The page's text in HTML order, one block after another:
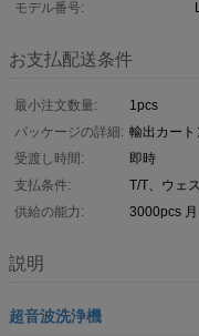
モデル番号:
お支払配送条件
最小注文数量:
1pcs
パッケージの詳細: 輸出カート
受渡し時間:
即時
支払条件:
T/T、ウェ
供給の能力:
3000pcs 月
説明
超音波洗浄機